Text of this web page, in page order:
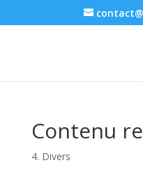
Contenu
4. Divers